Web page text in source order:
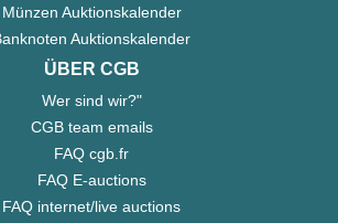
Münzen Auktionskalender
Auktionskalender
ÜBER CGB
Wer sind wir?"
CGB team emails
FAQ cgb.fr
FAQ E-auctions
FAQ internet/live auctions